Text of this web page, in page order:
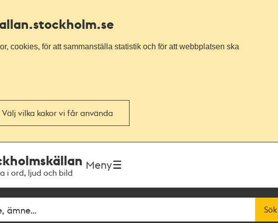
.stockholm.se
cookies, för att sammanställa statistik och för att webbplatsen ska
Välj vilka kakor vi får använda
i ord, ljud och bild
Meny
Sök